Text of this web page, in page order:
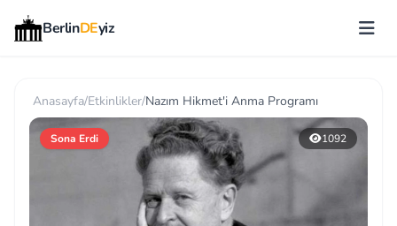
BerlinDEyiz
Anasayfa/Etkinlikler/Nazım Hikmet'i Anma Programı
Sona Erdi 1092